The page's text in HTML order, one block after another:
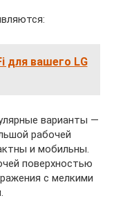
для вашего LG
варианты —
рабочей
и мобильны.
поверхностью
с мелкими